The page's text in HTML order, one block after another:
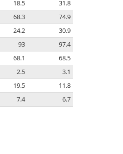
18.5
31.8
68.3
74.9
24.2
30.9
93
97.4
68.1
68.5
2.5
3.1
19.5
11.8
7.4 6.7